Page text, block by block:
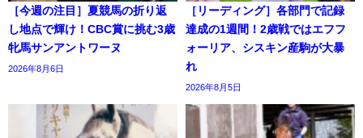
［今週の注目］夏競馬の折り返
し地点で輝け！CBC賞に挑む3歳
牝馬サンアントワーヌ
2026年8月6日
［リーディング］各部門で記録
達成の1週間！2歳戦ではエフフ
ォーリア、シスキン産駒が大暴
れ
2026年8月5日